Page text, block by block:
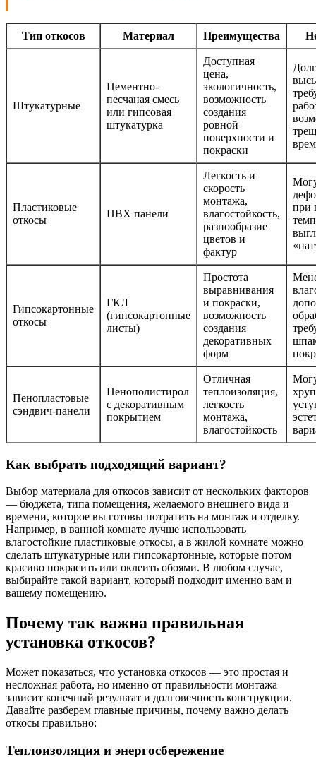
Тип откосов Материал Преимущества
Штукатурные
Цементно-
песчаная смесь
или гипсовая
штукатурка
Доступная
цена,
экологичность,
возможность
создания
ровной
поверхности и
покраски
Пластиковые
откосы
ПВХ панели
Легкость и
скорость
монтажа,
влагостойкость,
разнообразие
цветов и
фактур
при
Гипсокартонные
откосы
ГКЛ
(гипсокартонные
листы)
Простота
выравнивания
и покраски,
возможность
создания
декоративных
форм
Пенопластовые
сэндвич-панели
Пенополистирол
с декоративным
покрытием
Отличная
теплоизоляция,
легкость
монтажа,
влагостойкость
Как выбрать подходящий вариант?
Выбор материала для откосов зависит от нескольких факторов
— бюджета, типа помещения, желаемого внешнего вида и
времени, которое вы готовы потратить на монтаж и отделку.
Например, в ванной комнате лучше использовать
влагостойкие пластиковые откосы, а в жилой комнате можно
сделать штукатурные или гипсокартонные, которые потом
красиво покрасить или оклеить обоями. В любом случае,
выбирайте такой вариант, который подходит именно вам и
вашему помещению.
Почему так важна правильная
установка откосов?
Может показаться, что установка откосов — это простая и
несложная работа, но именно от правильности монтажа
зависит конечный результат и долговечность конструкции.
Давайте разберем главные причины, почему важно делать
откосы правильно:
Теплоизоляция и энергосбережение